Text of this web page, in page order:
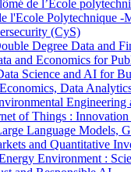
de l’École
l'Ecole Polytechnique -
(CyS)
Degree Data and
and Economics for
Science and AI for
Data
Engineering
of Things :
Language Models,
and Quantitative
Environment :